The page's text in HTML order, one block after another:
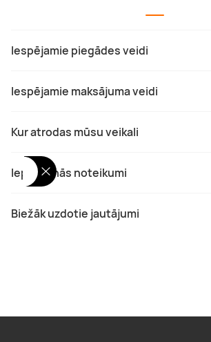
Iespējamie piegādes veidi
Iespējamie maksājuma veidi
Kur atrodas mūsu veikali
Iepirkšanās noteikumi
Biežāk uzdotie jautājumi